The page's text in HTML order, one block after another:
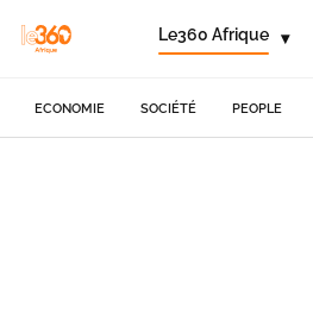
Le360 Afrique ▾
ECONOMIE SOCIÉTÉ PEOPLE